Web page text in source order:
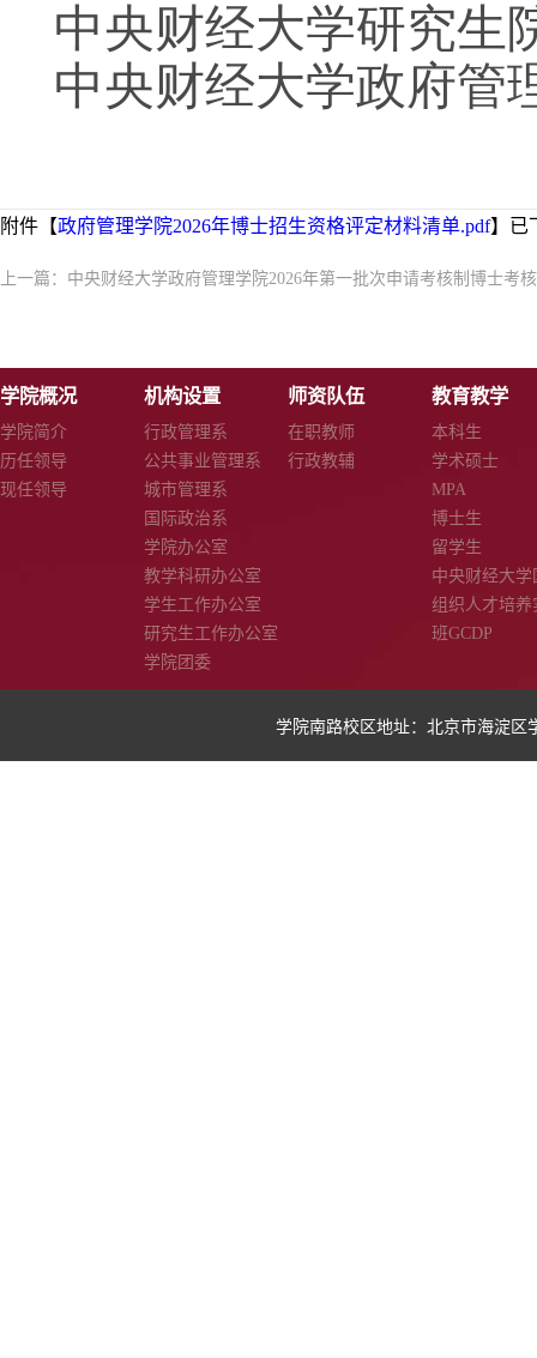
中央财经大学研究生
中央财经大学政府管
附件【政府管理学院2026年博士招生资格评定材料清单.pdf】已
上一篇： 中央财经大学政府管理学院2026年第一批次申请考核制博士考
学院概况
学院简介
历任领导
现任领导
机构设置
行政管理系
公共事业管理系
城市管理系
国际政治系
学院办公室
教学科研办公室
学生工作办公室
研究生工作办公室
学院团委
师资队伍
在职教师
行政教辅
教育教学
本科生
学术硕士
MPA
博士生
留学生
中央财经大学
组织人才培养
班GCDP
学院南路校区地址：北京市海淀区